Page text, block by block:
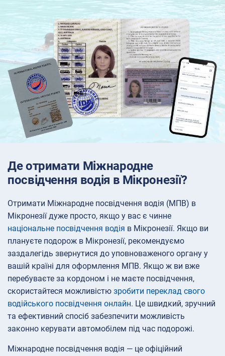
Де отримати Міжнародне
посвідчення водія в Мікронезії?
Отримати Міжнародне посвідчення водія (МПВ) в
Мікронезії дуже просто, якщо у вас є чинне
національне посвідчення водія в Мікронезії. Якщо ви
плануєте подорож в Мікронезії, рекомендуємо
заздалегідь звернутися до уповноваженого органу у
вашій країні для оформлення МПВ. Якщо ж ви вже
перебуваєте за кордоном і не маєте посвідчення,
скористайтеся можливістю зробити переклад свого
водійського посвідчення онлайн. Це швидкий, зручний
та ефективний спосіб забезпечити можливість
законно керувати автомобілем під час подорожі.
Міжнародне посвідчення водія — це офіційний